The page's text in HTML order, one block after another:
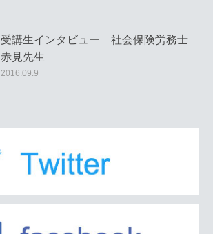
受講生インタビュー 社会保険労務士
赤見先生
2016.09.9